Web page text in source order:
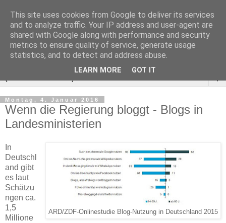
▼
Montag, 4. Januar 2016
Wenn die Regierung bloggt - Blogs in
Landesministerien
ARD/ZDF-Onlinestudie Blog-Nutzung in Deutschland 2015
In
Deutschl
and gibt
es laut
Schätzu
ngen ca.
1,5
Millione
This site uses cookies from Google to deliver its services
and to analyze traffic. Your IP address and user-agent are
shared with Google along with performance and security
metrics to ensure quality of service, generate usage
statistics, and to detect and address abuse.
LEARN MORE GOT IT